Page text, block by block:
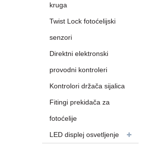
kruga
Twist Lock fotoćelijski
senzori
Direktni elektronski
provodni kontroleri
Kontrolori držača sijalica
Fitingi prekidača za
fotoćelije
LED displej osvetljenje